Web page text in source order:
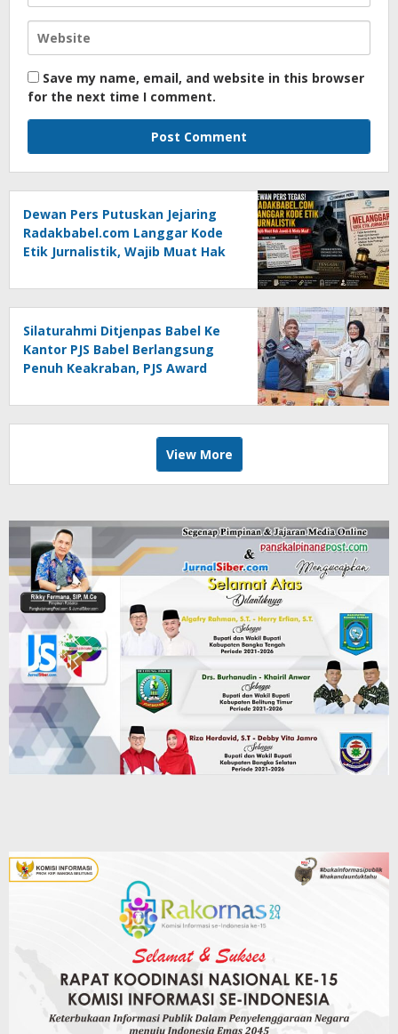
Save my name, email, and website in this browser
for the next time I comment.
Dewan Pers Putuskan Jejaring
Radakbabel.com Langgar Kode
Etik Jurnalistik, Wajib Muat Hak
Silaturahmi Ditjenpas Babel Ke
Kantor PJS Babel Berlangsung
Penuh Keakraban, PJS Award
Agustina
View More